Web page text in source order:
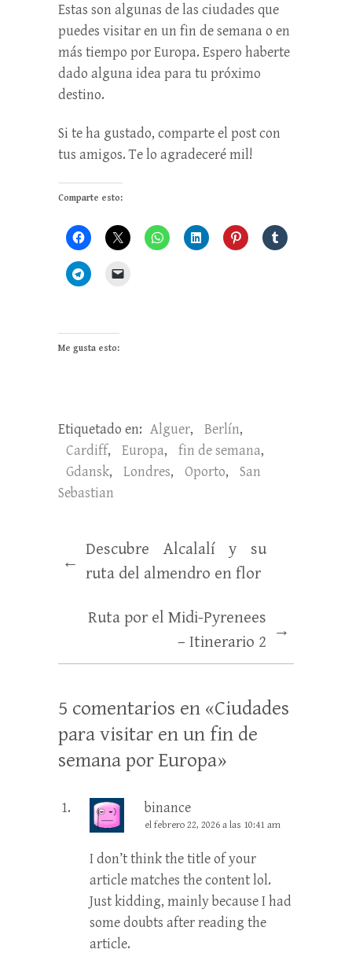
Estas son algunas de las ciudades que
puedes visitar en un fin de semana o en
más tiempo por Europa. Espero haberte
dado alguna idea para tu próximo
destino.
Si te ha gustado, comparte el post con
tus amigos. Te lo agradeceré mil!
Comparte esto:
Me gusta esto:
Etiquetado en: Alguer, Berlín,
Cardiff, Europa, fin de semana,
Gdansk, Londres, Oporto,
San
Sebastian
←
Descubre Alcalalí y su
ruta del almendro en flor
Ruta por el Midi-Pyrenees
– Itinerario 2
→
5 comentarios en «Ciudades
para visitar en un fin de
semana por Europa»
binance
el febrero 22, 2026 a las 10:41 am
I don’t think the title of your
article matches the content lol.
Just kidding, mainly because I had
some doubts after reading the
article.